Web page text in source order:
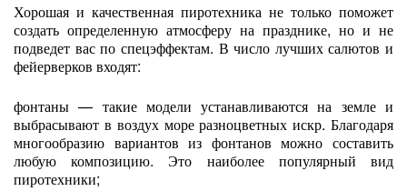
Хорошая и качественная пиротехника не только поможет
создать определенную атмосферу на празднике, но и не
подведет вас по спецэффектам. В число лучших салютов и
фейерверков входят:
фонтаны — такие модели устанавливаются на земле и
выбрасывают в воздух море разноцветных искр. Благодаря
многообразию вариантов из фонтанов можно составить
любую композицию. Это наиболее популярный вид
пиротехники;